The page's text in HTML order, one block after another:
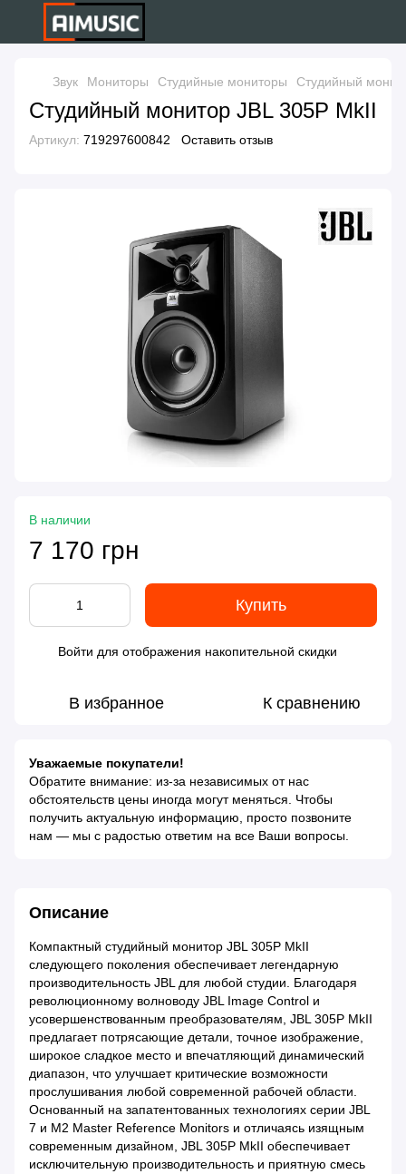
Звук Мониторы Студийные мониторы Студийный
Студийный монитор JBL 305P MkII
Артикул: 719297600842 Оставить отзыв
В наличии
7 170 грн
Купить
Войти для отображения накопительной скидки
В избранное К сравнению
Уважаемые покупатели!
Обратите внимание: из-за независимых от нас
обстоятельств цены иногда могут меняться. Чтобы
получить актуальную информацию, просто позвоните
нам — мы с радостью ответим на все Ваши вопросы.
Описание
Компактный студийный монитор JBL 305P MkII
следующего поколения обеспечивает легендарную
производительность JBL для любой студии. Благодаря
революционному волноводу JBL Image Control и
усовершенствованным преобразователям, JBL 305P MkII
предлагает потрясающие детали, точное изображение,
широкое сладкое место и впечатляющий динамический
диапазон, что улучшает критические возможности
прослушивания любой современной рабочей области.
Основанный на запатентованных технологиях серии JBL
7 и M2 Master Reference Monitors и отличаясь изящным
современным дизайном, JBL 305P MkII обеспечивает
исключительную производительность и приятную смесь